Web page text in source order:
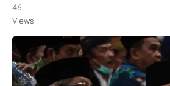
46
Views